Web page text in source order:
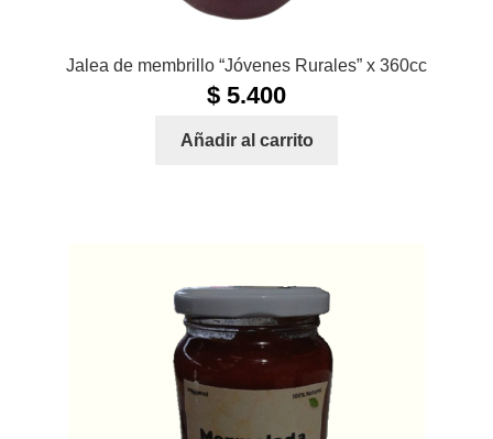
Jalea de membrillo “Jóvenes Rurales” x 360cc
$ 5.400
Añadir al carrito